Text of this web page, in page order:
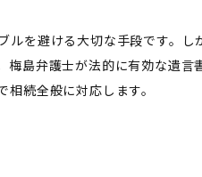
ルを避ける大切な手段です。
梅島弁護士が法的に有効な遺言
続全般に対応します。